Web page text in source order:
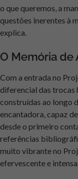
o que queremos, a
questões inerentes à
explica.
O Memória
Com a entrada no
diferencial das trocas
construídas ao longo
encantadora, capaz
desde o primeiro
referências
muito vibrante no
efervescente e